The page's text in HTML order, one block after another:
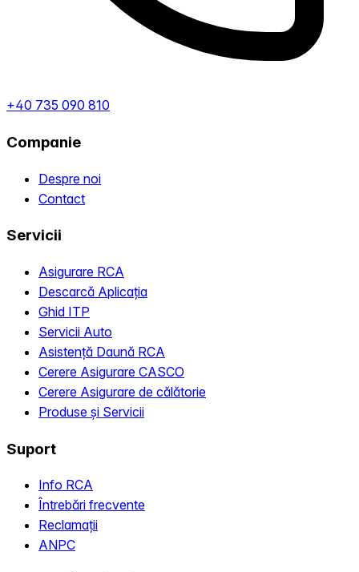
+40 735 090 810
Companie
Despre noi
Contact
Servicii
Asigurare RCA
Descarcă Aplicația
Ghid ITP
Servicii Auto
Asistență Daună RCA
Cerere Asigurare CASCO
Cerere Asigurare de călătorie
Produse și Servicii
Suport
Info RCA
Întrebări frecvente
Reclamații
ANPC